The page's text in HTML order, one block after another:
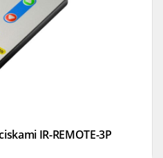
IR-REMOTE-3P